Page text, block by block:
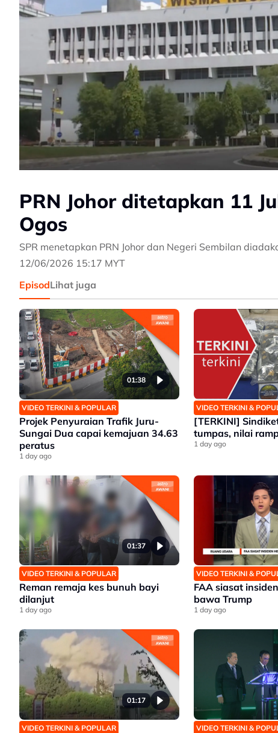
PRN Johor ditetapkan 11
Ogos
SPR menetapkan PRN Johor dan Negeri Sembilan
12/06/2026 15:17 MYT
EpisodLihat juga
01:38
VIDEO TERKINI & POPULAR
Projek Penyuraian Trafik Juru-
Sungai Dua capai kemajuan 34.63
peratus
1 day ago
VIDEO TERKINI &
[TERKINI]
tumpas, nilai
1 day ago
01:37
VIDEO TERKINI & POPULAR
Reman remaja kes bunuh bayi
dilanjut
1 day ago
VIDEO TERKINI &
FAA siasat
bawa Trump
1 day ago
01:17
VIDEO TERKINI & POPULAR VIDEO TERKINI &